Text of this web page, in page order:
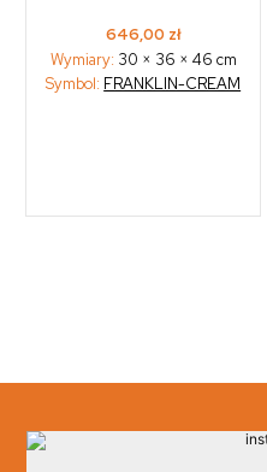
646,00 zł
Wymiary: 30 × 36 × 46 cm
Symbol: FRANKLIN-CREAM